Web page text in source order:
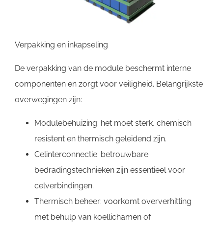
Verpakking en inkapseling
De verpakking van de module beschermt interne
componenten en zorgt voor veiligheid. Belangrijkste
overwegingen zijn:
Modulebehuizing: het moet sterk, chemisch
resistent en thermisch geleidend zijn.
Celinterconnectie: betrouwbare
bedradingstechnieken zijn essentieel voor
celverbindingen.
Thermisch beheer: voorkomt oververhitting
met behulp van koellichamen of